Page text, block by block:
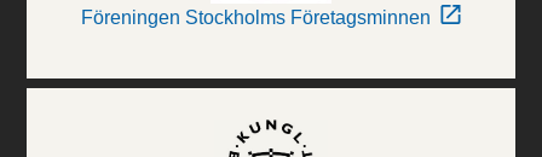
Föreningen Stockholms Företagsminnen